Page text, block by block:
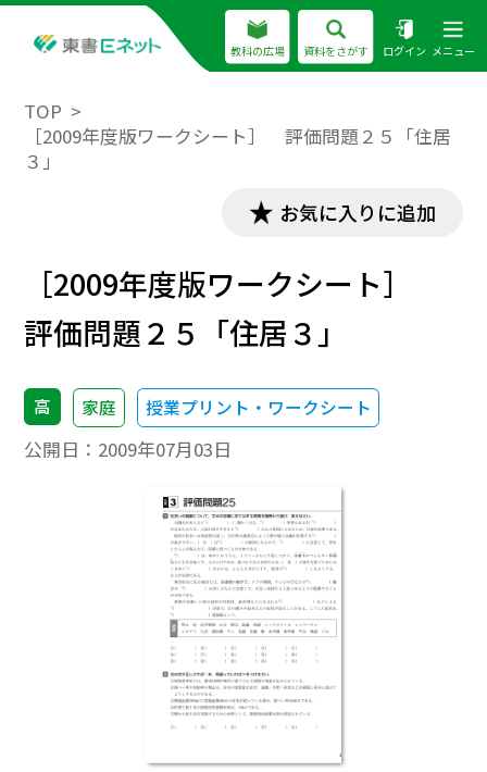
教科の広場 資料をさがす ログイン メニュー
TOP
［2009年度版ワークシート］ 評価問題２５「住居
３」
お気に入りに追加
［2009年度版ワークシート］
評価問題２５「住居３」
高 家庭 授業プリント・ワークシート
公開日： 2009年07月03日